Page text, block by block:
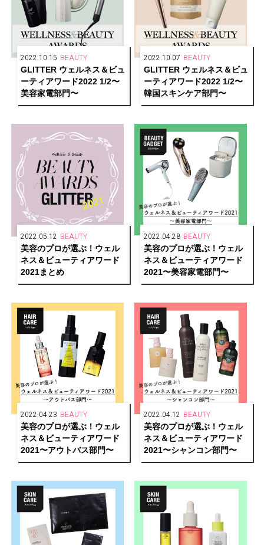
2022.10.15 BEAUTY
GLITTER ウェルネス＆ビュ
ーティアワード2022 1/2〜
美容家電部門〜
2022.10.07 BEAUTY
GLITTER ウェルネス＆ビュ
ーティアワード2022 1/2〜
韓国スキンケア部門〜
2022.05.12 BEAUTY
美容のプロが選ぶ！ウェル
ネス＆ビューティアワード
2021まとめ
2022.04.28 BEAUTY
美容のプロが選ぶ！ウェル
ネス＆ビューティアワード
2021〜美容家電部門〜
2022.04.23 BEAUTY
美容のプロが選ぶ！ウェル
ネス＆ビューティアワード
2021〜アウトバス部門〜
2022.04.12 BEAUTY
美容のプロが選ぶ！ウェル
ネス＆ビューティアワード
2021〜シャンコン部門〜